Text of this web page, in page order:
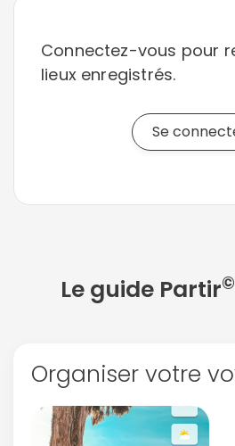
Connectez-vous pour
lieux enregistrés.
Se
Le guide Partir©
Organiser votre